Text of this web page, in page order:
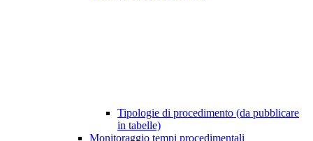
Tipologie di procedimento (da pubblicare
in tabelle)
Monitoraggio tempi procedimentali